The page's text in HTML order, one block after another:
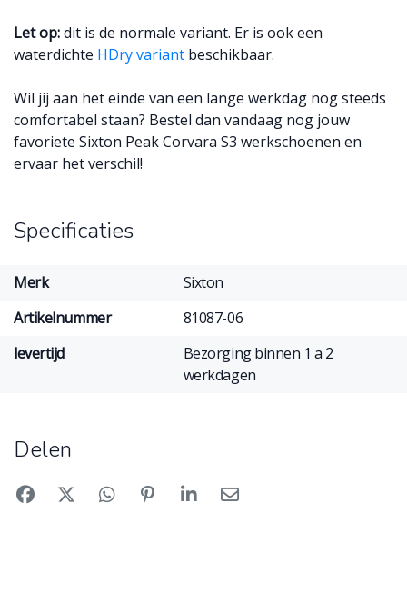
Let op:dit is de normale variant. Er is ook een
waterdichte HDry variant beschikbaar.
Wil jij aan het einde van een lange werkdag nog steeds
comfortabel staan? Bestel dan vandaag nog jouw
favoriete Sixton Peak Corvara S3 werkschoenen en
ervaar het verschil!
Specificaties
Merk
Sixton
Artikelnummer
81087-06
levertijd
Bezorging binnen 1 a 2
werkdagen
Delen